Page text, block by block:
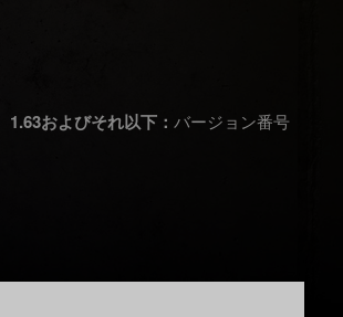
1.63およびそれ以下：バージョン番号